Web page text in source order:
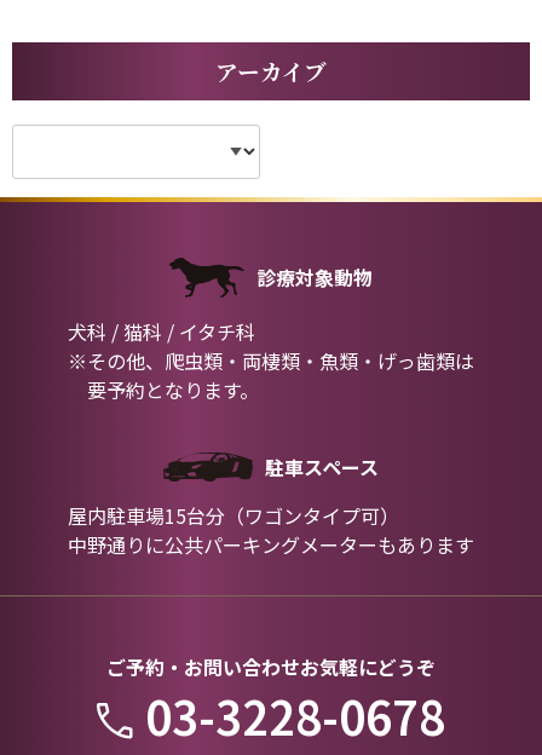
アーカイブ
診療対象動物
犬科 / 猫科 / イタチ科
※その他、爬虫類・両棲類・魚類・げっ歯類は
要予約となります。
駐車スペース
屋内駐車場15台分（ワゴンタイプ可）
中野通りに公共パーキングメーターもあります
ご予約・お問い合わせお気軽にどうぞ
03-3228-0678